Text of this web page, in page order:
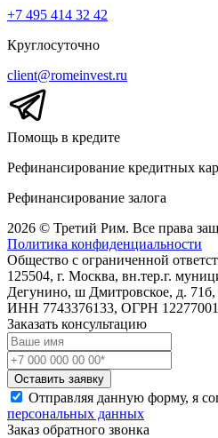
+7 495 414 32 42
Круглосуточно
client@romeinvest.ru
Помощь в кредите
Рефинансирование кредитных
Рефинансирование залога
2026 © Третий Рим. Все права
Политика конфиденциальности
Общество с ограниченной
125504, г. Москва, вн.тер.г.
Дегунино, ш Дмитровское, д.
ИНН 7743376133, ОГРН
Заказать консультацию
Оставить заявку
Отправляя данную форму, я
персональных данных
Заказ обратного звонка